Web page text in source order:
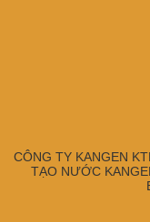
CÔNG TY KANGEN
TẠO NƯỚC